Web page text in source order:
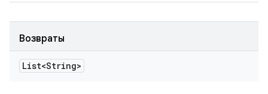
Возвраты
List<String>